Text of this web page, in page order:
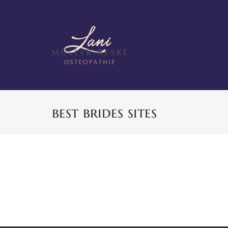
best brides sites